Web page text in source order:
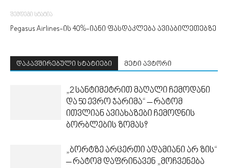
შემდეგი სტატია
Pegasus Airlines-ის 40%-იანი ფასდაკლება ავიაბილეთებზე
დაკავშირებული სტატიები მეტი ავტორი
„2 სანტიმეტრით მაღალი ჩემოდანი
და 50 ევრო ჯარიმა“ – რატომ
ითვლიან ავიახაზები ჩემოდნის
ბორბლების ზომას?
„ბორტზე არცერთი ადამიანი არ ზის“
– რატომ დაფრინავენ „მოჩვენება